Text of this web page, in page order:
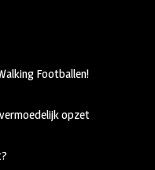
Footballen!
opzet